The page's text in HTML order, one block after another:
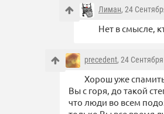
Лиман, 24
Нет в смысле,
precedent, 24
Хорош уже
Вы с горя, до такой
что люди во всем